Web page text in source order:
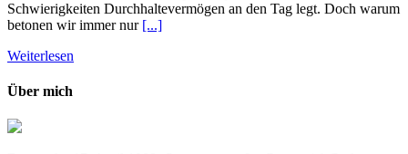
Schwierigkeiten Durchhaltevermögen an den Tag legt. Doch warum
betonen wir immer nur [...]
Weiterlesen
Über mich